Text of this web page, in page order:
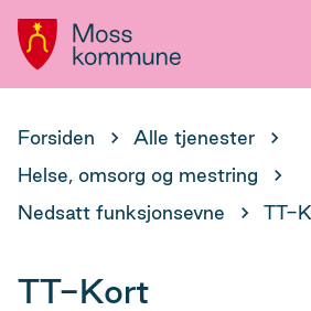
Hovedportal
Du
her:
Forsiden
Alle tjenester
Helse, omsorg og mestring
Nedsatt funksjonsevne
TT-
TT-Kort